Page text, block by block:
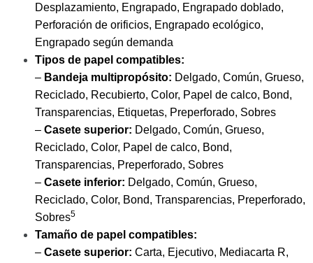
Desplazamiento, Engrapado, Engrapado doblado,
Perforación de orificios, Engrapado ecológico,
Engrapado según demanda
Tipos de papel compatibles:
– Bandeja multipropósito: Delgado, Común, Grueso,
Reciclado, Recubierto, Color, Papel de calco, Bond,
Transparencias, Etiquetas, Preperforado, Sobres
– Casete superior: Delgado, Común, Grueso,
Reciclado, Color, Papel de calco, Bond,
Transparencias, Preperforado, Sobres
– Casete inferior: Delgado, Común, Grueso,
Reciclado, Color, Bond, Transparencias, Preperforado,
Sobres5
Tamaño de papel compatibles:
– Casete superior: Carta, Ejecutivo, Mediacarta R,